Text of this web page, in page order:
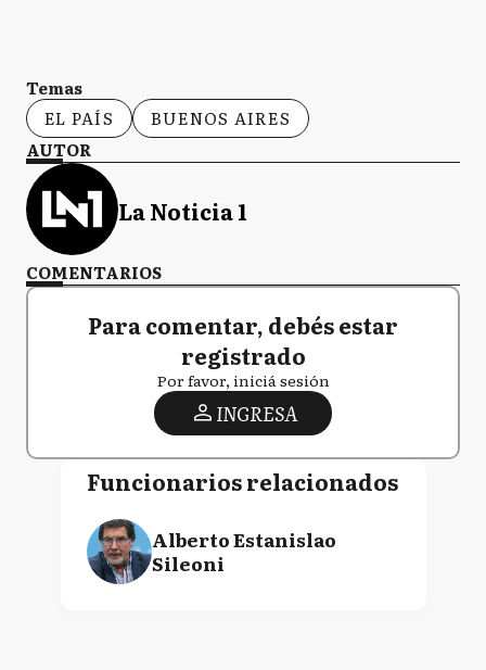
Temas
EL PAÍS
BUENOS AIRES
AUTOR
La Noticia 1
COMENTARIOS
Para comentar, debés estar
registrado
Por favor, iniciá sesión
INGRESA
Funcionarios relacionados
Alberto Estanislao
Sileoni